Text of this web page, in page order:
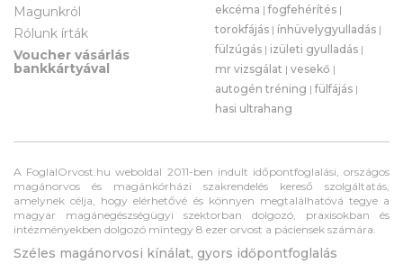
Magunkról
Rólunk írták
Voucher vásárlás
bankkártyával
ekcéma |fogfehérítés |
torokfájás | ínhüvelygyulladás |
fülzúgás | izületi gyulladás |
mr vizsgálat | vesekő |
autogén tréning |fülfájás |
hasi ultrahang
A FoglalOrvost.hu weboldal 2011-ben indult időpontfoglalási, országos
magánorvos és magánkórházi szakrendelés kereső szolgáltatás,
amelynek célja, hogy elérhetővé és könnyen megtalálhatóvá tegye a
magyar magánegészségügyi szektorban dolgozó, praxisokban és
intézményekben dolgozó mintegy 8 ezer orvost a páciensek számára.
Széles magánorvosi kínálat, gyors időpontfoglalás